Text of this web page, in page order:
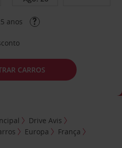
anos
CARROS
Drive Avis
Europa
França